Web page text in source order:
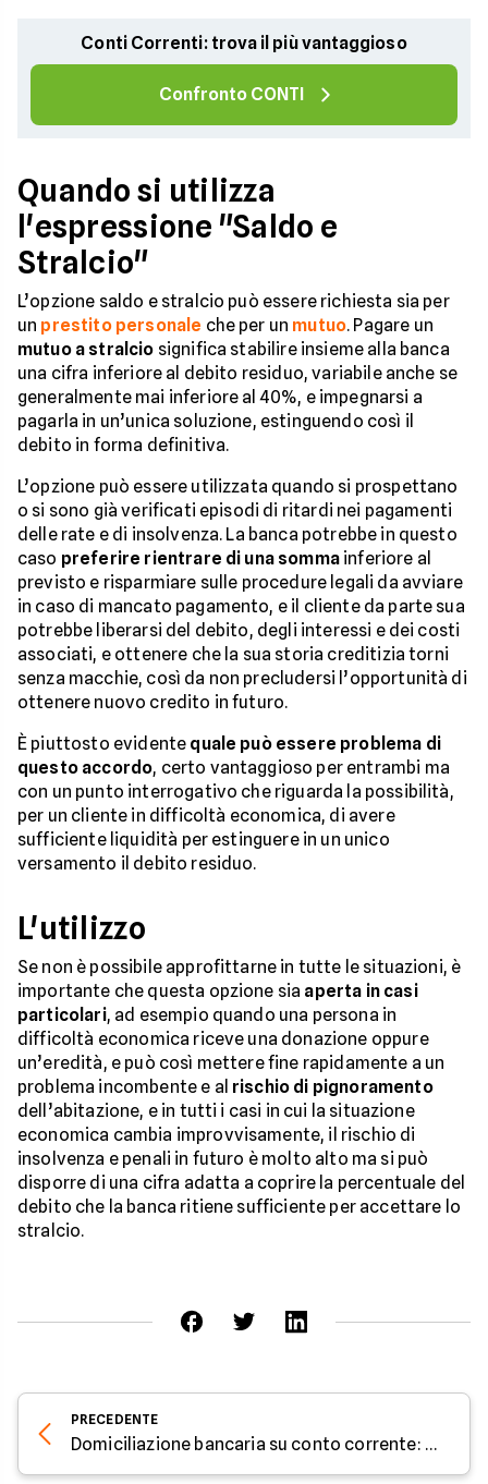
Conti Correnti: trova il più vantaggioso
Confronto CONTI
Quando si utilizza
l'espressione "Saldo e
Stralcio"
L’opzione saldo e stralcio può essere richiesta sia per
un prestito personale che per un mutuo. Pagare un
mutuo a stralcio significa stabilire insieme alla banca
una cifra inferiore al debito residuo, variabile anche se
generalmente mai inferiore al 40%, e impegnarsi a
pagarla in un’unica soluzione, estinguendo così il
debito in forma definitiva.
L’opzione può essere utilizzata quando si prospettano
o si sono già verificati episodi di ritardi nei pagamenti
delle rate e di insolvenza. La banca potrebbe in questo
caso preferire rientrare di una sommainferiore al
previsto e risparmiare sulle procedure legali da avviare
in caso di mancato pagamento, e il cliente da parte sua
potrebbe liberarsi del debito, degli interessi e dei costi
associati, e ottenere che la sua storia creditizia torni
senza macchie, così da non precludersi l’opportunità di
ottenere nuovo credito in futuro.
È piuttosto evidente quale può essere problema di
questo accordo, certo vantaggioso per entrambi ma
con un punto interrogativo che riguarda la possibilità,
per un cliente in difficoltà economica, di avere
sufficiente liquidità per estinguere in un unico
versamento il debito residuo.
L'utilizzo
Se non è possibile approfittarne in tutte le situazioni, è
importante che questa opzione sia aperta in casi
particolari, ad esempio quando una persona in
difficoltà economica riceve una donazione oppure
un’eredità, e può così mettere fine rapidamente a un
problema incombente e al rischio di pignoramento
dell’abitazione, e in tutti i casi in cui la situazione
economica cambia improvvisamente, il rischio di
insolvenza e penali in futuro è molto alto ma si può
disporre di una cifra adatta a coprire la percentuale del
debito che la banca ritiene sufficiente per accettare lo
stralcio.
PRECEDENTE
Domiciliazione bancaria su conto corrente: parola all'esperto di Facile.it